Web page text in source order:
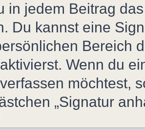
in jedem Beitrag
Du kannst eine
Bereich
Wenn du
möchtest,
„Signatur